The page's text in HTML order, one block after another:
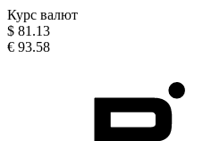
Курс валют
$ 81.13
€ 93.58